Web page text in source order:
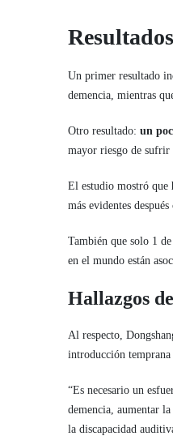
Un primer resultado
demencia, mientras
Otro resultado: un
mayor riesgo de sufrir
El estudio mostró que
más evidentes
También que solo 1
en el mundo están
Hallazgos
Al respecto,
introducción temprana
“Es necesario un
demencia, aumentar
la discapacidad